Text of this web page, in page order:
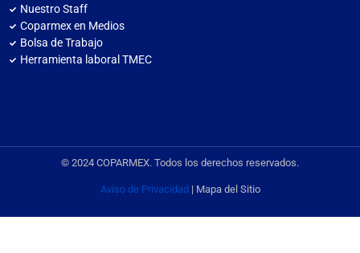
Nuestro Staff
Coparmex en Medios
Bolsa de Trabajo
Herramienta laboral TMEC
© 2024 COPARMEX. Todos los derechos reservados.
Aviso de Privacidad | Mapa del Sitio